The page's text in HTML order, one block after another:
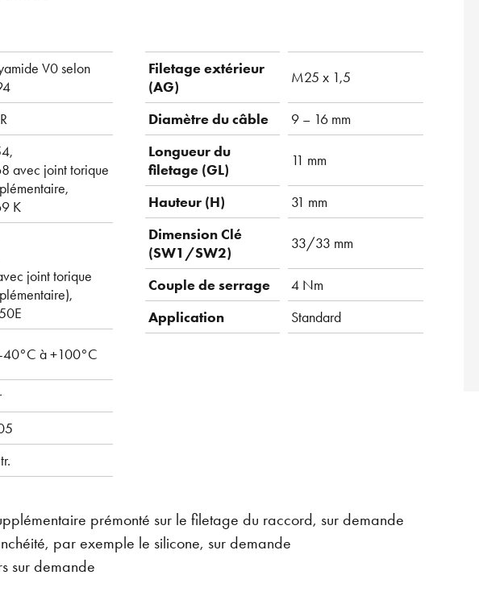
V0 selon
avec joint torique
K
joint torique
40°C à +100°C
Filetage extérieur
(AG)
M25 x 1,5
Diamètre du câble
9 – 16 mm
Longueur du
filetage (GL)
11 mm
Hauteur (H)
31 mm
Dimension Clé
(SW1/SW2)
33/33 mm
Couple de serrage
4 Nm
Application
Standard
prémonté sur le filetage du raccord, sur demande
par exemple le silicone, sur demande
sur demande